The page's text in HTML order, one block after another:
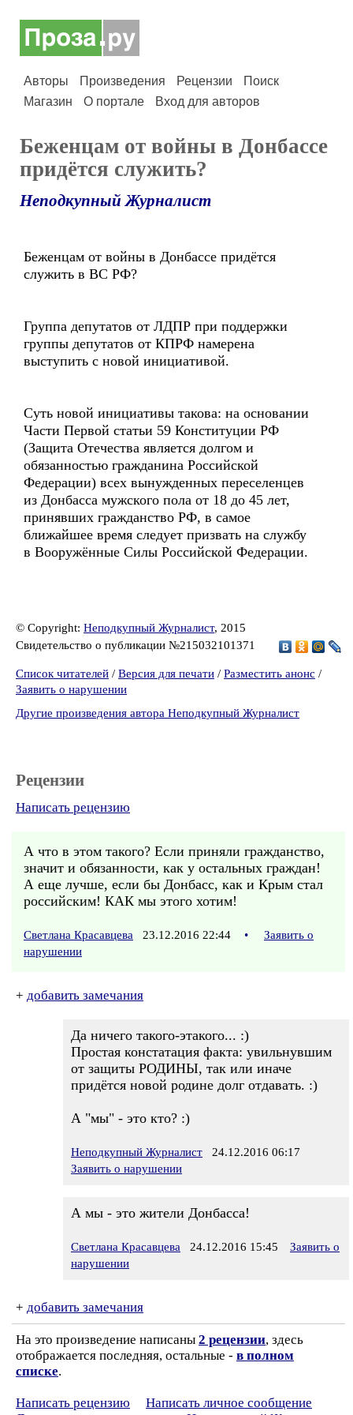
Авторы Произведения Рецензии
Поиск
Магазин
О портале Вход для авторов
Беженцам от войны в Донбассе
придётся служить?
Неподкупный Журналист
Беженцам от войны в Донбассе придётся
служить в ВС РФ?
Группа депутатов от ЛДПР при поддержки
группы депутатов от КПРФ намерена
выступить с новой инициативой.
Суть новой инициативы такова: на основании
Части Первой статьи 59 Конституции РФ
(Защита Отечества является долгом и
обязанностью гражданина Российской
Федерации) всех вынужденных переселенцев
из Донбасса мужского пола от 18 до 45 лет,
принявших гражданство РФ, в самое
ближайшее время следует призвать на службу
в Вооружённые Силы Российской Федерации.
© Copyright: Неподкупный Журналист, 2015
Свидетельство о публикации №215032101371
Список читателей / Версия для печати / Разместить анонс /
Заявить о нарушении
Другие произведения автора Неподкупный Журналист
Рецензии
Написать рецензию
А что в этом такого? Если приняли гражданство,
значит и обязанности, как у остальных граждан!
А еще лучше, если бы Донбасс, как и Крым стал
российским! КАК мы этого хотим!
Светлана Красавцева 23.12.2016 22:44 •
Заявить о
нарушении
+ добавить замечания
Да ничего такого-этакого... :)
Простая констатация факта: увильнувшим
от защиты РОДИНЫ, так или иначе
придётся новой родине долг отдавать. :)
А "мы" - это кто? :)
Неподкупный Журналист 24.12.2016 06:17
Заявить о нарушении
А мы - это жители Донбасса!
Светлана Красавцева 24.12.2016 15:45
Заявить о
нарушении
+ добавить замечания
На это произведение написаны 2 рецензии, здесь
отображается последняя, остальные - в полном
списке.
Написать рецензию
Написать личное сообщение